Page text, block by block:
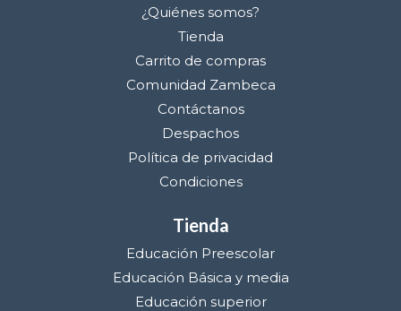
¿Quiénes somos?
Tienda
Carrito de compras
Comunidad Zambeca
Contáctanos
Despachos
Política de privacidad
Condiciones
Tienda
Educación Preescolar
Educación Básica y media
Educación superior